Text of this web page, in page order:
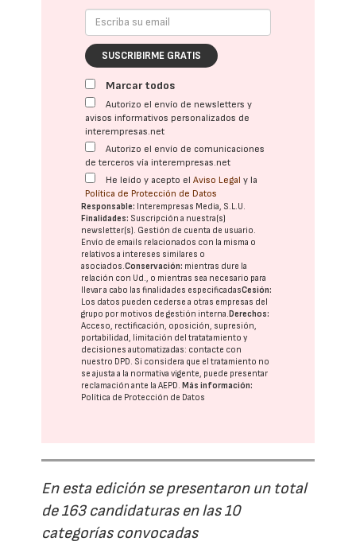
SUSCRIBIRME GRATIS
Marcar todos
Autorizo el envío de newsletters y
avisos informativos personalizados de
interempresas.net
Autorizo el envío de comunicaciones
de terceros vía interempresas.net
He leído y acepto elAviso Legal y la
Política de Protección de Datos
Responsable: Interempresas Media, S.L.U.
Finalidades: Suscripción a nuestra(s)
newsletter(s). Gestión de cuenta de usuario.
Envío de emails relacionados con la misma o
relativos a intereses similares o
asociados.Conservación: mientras dure la
relación con Ud., o mientras sea necesario para
llevar a cabo las finalidades especificadasCesión:
Los datos pueden cederse a otras empresas del
grupo por motivos de gestión interna.Derechos:
Acceso, rectificación, oposición, supresión,
portabilidad, limitación del tratatamiento y
decisiones automatizadas: contacte con
nuestro DPD. Si considera que el tratamiento no
se ajusta a la normativa vigente, puede presentar
reclamación ante laAEPD.Más información:
Política de Protección de Datos
En esta edición se presentaron un total
de 163 candidaturas en las 10
categorías convocadas